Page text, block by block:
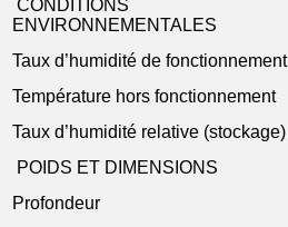
CONDITIONS
ENVIRONNEMENTALES
Taux d’humidité de fonctionnement
Température hors fonctionnement
Taux d’humidité relative (stockage)
POIDS ET DIMENSIONS
Profondeur